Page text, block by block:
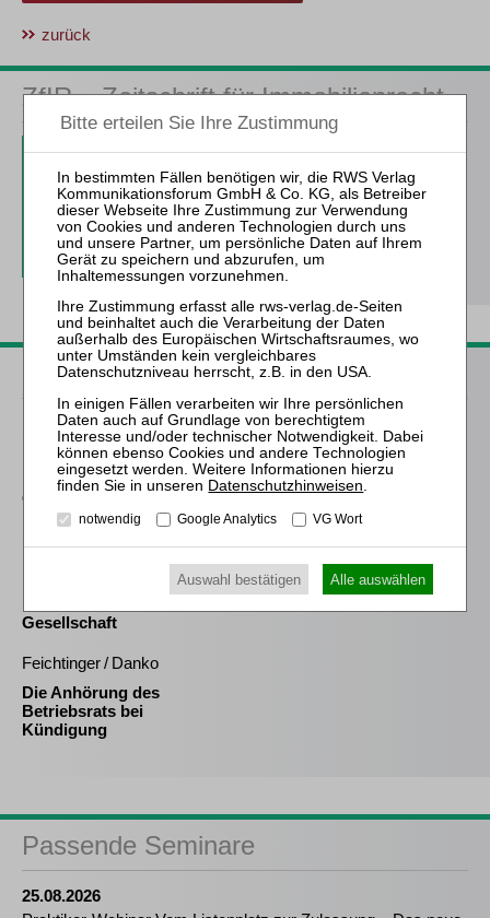
zurück
ZfIR – Zeitschrift für Immobilienrecht
3 Ausgaben als kostenfreies Probe-Abo
inkl. 14 Tage kostenfreie ZfIR-
online-Nutzung
Probe-Abo bestellen
Passende Bücher
Schröder
Die Reform des
Eigenkapitalersatzrechts
durch das MoMiG
Kommanditisten in der
Gesellschaft
Feichtinger / Danko
Die Anhörung des
Betriebsrats bei
Kündigung
Passende Seminare
25.08.2026
Datenschutzhinweisen
notwendig Google Analytics VG Wort
Auswahl bestätigen Alle auswählen